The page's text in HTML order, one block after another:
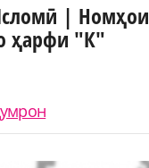
| Номҳои
ҳарфи "К"